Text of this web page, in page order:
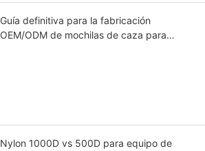
Guía definitiva para la fabricación
OEM/ODM de mochilas de caza para
Nylon 1000D vs 500D para equipo de